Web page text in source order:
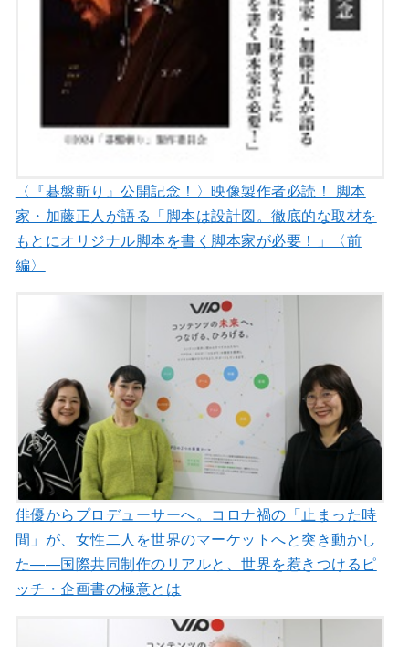
〈『碁盤斬り』公開記念！〉映像製作者必読！ 脚本
家・加藤正人が語る「脚本は設計図。徹底的な取材を
もとにオリジナル脚本を書く脚本家が必要！」〈前
編〉
俳優からプロデューサーへ。コロナ禍の「止まった時
間」が、女性二人を世界のマーケットへと突き動かし
た――国際共同制作のリアルと、世界を惹きつけるピ
ッチ・企画書の極意とは